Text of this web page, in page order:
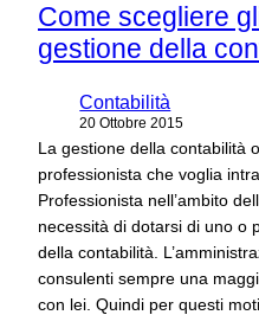
Come scegliere
gestione della
Contabilità
20 Ottobre 2015
La gestione della contabilità
professionista che voglia
Professionista nell’ambito
necessità di dotarsi di uno o
della contabilità.
consulenti sempre una
con lei. Quindi per questi